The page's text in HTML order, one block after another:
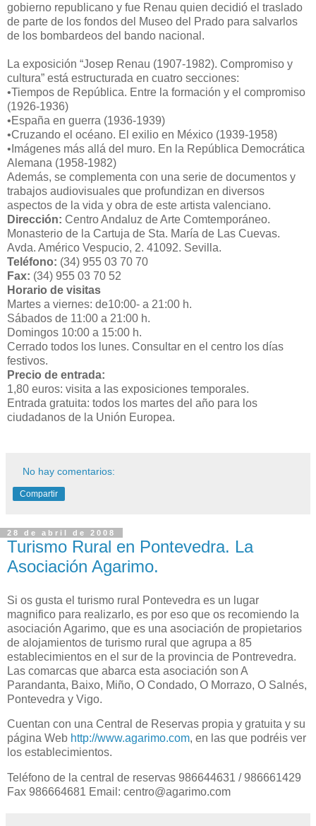
gobierno republicano y fue Renau quien decidió el traslado
de parte de los fondos del Museo del Prado para salvarlos
de los bombardeos del bando nacional.
La exposición “Josep Renau (1907-1982). Compromiso y
cultura” está estructurada en cuatro secciones:
•Tiempos de República. Entre la formación y el compromiso
(1926-1936)
•España en guerra (1936-1939)
•Cruzando el océano. El exilio en México (1939-1958)
•Imágenes más allá del muro. En la República Democrática
Alemana (1958-1982)
Además, se complementa con una serie de documentos y
trabajos audiovisuales que profundizan en diversos
aspectos de la vida y obra de este artista valenciano.
Dirección: Centro Andaluz de Arte Comtemporáneo.
Monasterio de la Cartuja de Sta. María de Las Cuevas.
Avda. Américo Vespucio, 2. 41092. Sevilla.
Teléfono: (34) 955 03 70 70
Fax: (34) 955 03 70 52
Horario de visitas
Martes a viernes: de10:00- a 21:00 h.
Sábados de 11:00 a 21:00 h.
Domingos 10:00 a 15:00 h.
Cerrado todos los lunes. Consultar en el centro los días
festivos.
Precio de entrada:
1,80 euros: visita a las exposiciones temporales.
Entrada gratuita: todos los martes del año para los
ciudadanos de la Unión Europea.
No hay comentarios:
Compartir
28 de abril de 2008
Turismo Rural en Pontevedra. La
Asociación Agarimo.
Si os gusta el turismo rural Pontevedra es un lugar
magnifico para realizarlo, es por eso que os recomiendo la
asociación Agarimo, que es una asociación de propietarios
de alojamientos de turismo rural que agrupa a 85
establecimientos en el sur de la provincia de Pontrevedra.
Las comarcas que abarca esta asociación son A
Parandanta, Baixo, Miño, O Condado, O Morrazo, O Salnés,
Pontevedra y Vigo.
Cuentan con una Central de Reservas propia y gratuita y su
página Web http://www.agarimo.com, en las que podréis ver
los establecimientos.
Teléfono de la central de reservas 986644631 / 986661429
Fax 986664681 Email: centro@agarimo.com